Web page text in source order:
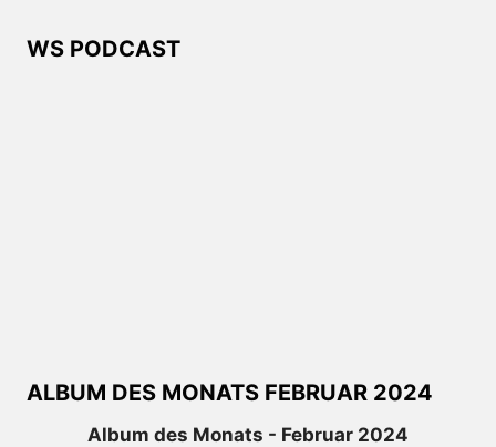
WS PODCAST
ALBUM DES MONATS FEBRUAR 2024
Album des Monats - Februar 2024